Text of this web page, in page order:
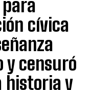
cívica
y censuró
historia y